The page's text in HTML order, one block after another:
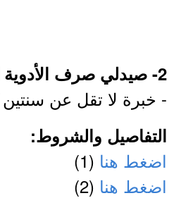
2- صيدلي صرف الأدوية المخدرة:
- خبرة لا تقل عن
التفاصيل والشروط:
اضغط هنا (1)
اضغط هنا (2)